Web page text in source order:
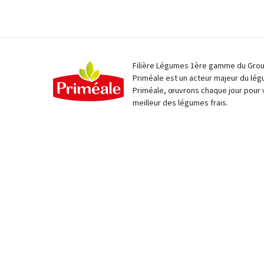
Filière Légumes 1ère gamme du
Priméale est un acteur majeur du
Priméale, œuvrons chaque jour pour
meilleur des légumes frais.